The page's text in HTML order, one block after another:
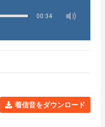
00:34
着信音をダウンロード